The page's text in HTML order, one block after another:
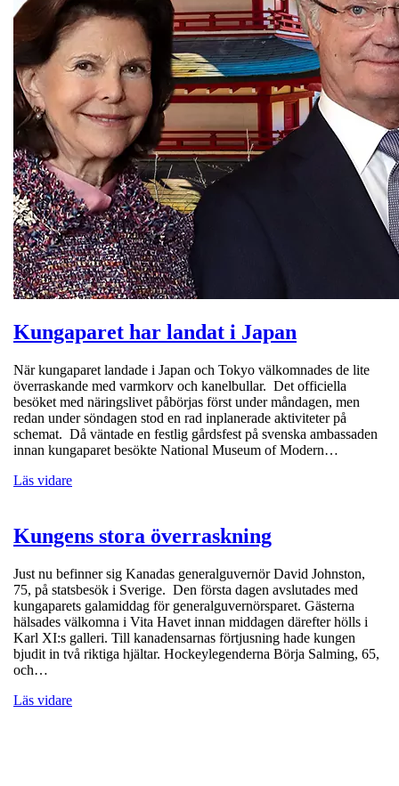
Kungaparet har landat i Japan
När kungaparet landade i Japan och Tokyo välkomnades de lite
överraskande med varmkorv och kanelbullar. Det officiella
besöket med näringslivet påbörjas först under måndagen, men
redan under söndagen stod en rad inplanerade aktiviteter på
schemat. Då väntade en festlig gårdsfest på svenska ambassaden
innan kungaparet besökte National Museum of Modern…
Läs vidare
Kungens stora överraskning
Just nu befinner sig Kanadas generalguvernör David Johnston,
75, på statsbesök i Sverige. Den första dagen avslutades med
kungaparets galamiddag för generalguvernörsparet. Gästerna
hälsades välkomna i Vita Havet innan middagen därefter hölls i
Karl XI:s galleri. Till kanadensarnas förtjusning hade kungen
bjudit in två riktiga hjältar. Hockeylegenderna Börja Salming, 65,
och…
Läs vidare